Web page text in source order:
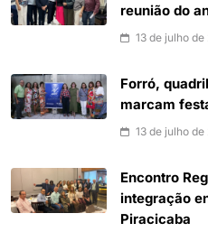
reunião do
13 de julho
Forró,
marcam
13 de julho
Encontro
integração
Piracicaba